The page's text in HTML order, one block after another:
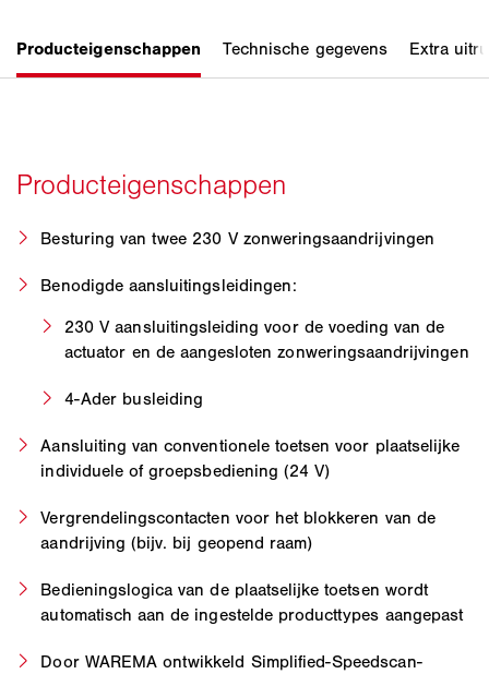
Besturing van twee 230 V zonweringsaandrijvingen
Benodigde aansluitingsleidingen:
230 V aansluitingsleiding voor de voeding van de
actuator en de aangesloten zonweringsaandrijvingen
4-Ader busleiding
Aansluiting van conventionele toetsen voor plaatselijke
individuele of groepsbediening (24 V)
Vergrendelingscontacten voor het blokkeren van de
aandrijving (bijv. bij geopend raam)
Bedieningslogica van de plaatselijke toetsen wordt
automatisch aan de ingestelde producttypes aangepast
Door WAREMA ontwikkeld Simplified-Speedscan-